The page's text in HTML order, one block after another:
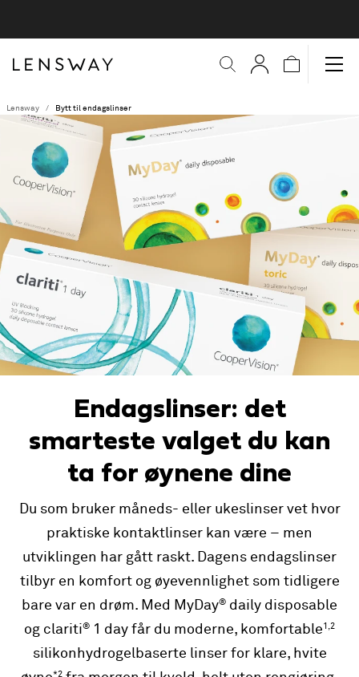
Lensway Bytt til endagslinser
Endagslinser: det
smarteste valget du kan
ta for øynene dine
Du som bruker måneds- eller ukeslinser vet hvor
praktiske kontaktlinser kan være – men
utviklingen har gått raskt. Dagens endagslinser
tilbyr en komfort og øyevennlighet som tidligere
bare var en drøm. Med MyDay® daily disposable
og clariti® 1 day får du moderne, komfortable 1,2
silikonhydrogelbaserte linser for klare, hvite
*2